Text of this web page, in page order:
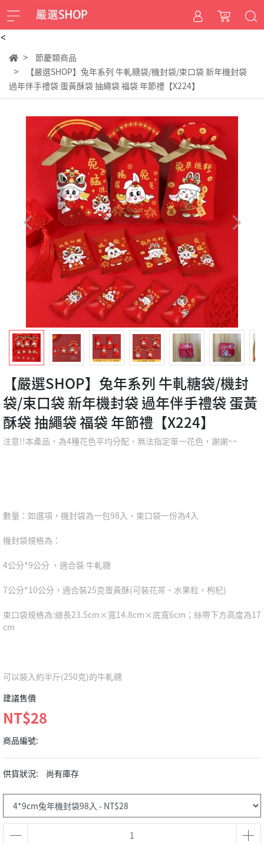
<
節慶類商品
【嚴選SHOP】兔年系列 牛軋糖袋/機封袋/束口袋 新年機封袋
過年伴手禮袋 蛋黃酥袋 抽繩袋 福袋 年節禮【X224】
【嚴選SHOP】兔年系列 牛軋糖袋/機封
袋/束口袋 新年機封袋 過年伴手禮袋 蛋黃
酥袋 抽繩袋 福袋 年節禮【X224】
注意!!本產品，為4種花色平均分配，無法指定單一花色，謝謝~~
數量：如選項，機封袋為一包98入，束口袋一份為4入
機封袋規格為：
4公分*9公分 ，適合裝 牛軋糖
7公分*10公分，適合裝25克蛋黃酥(可裝花茶、水果粒、枸杞)
束口袋規格為:總長23.5cm×寬14.8cm×底寬6cm；絲帶下方高度為17
cm
可以裝入約半斤(250克)的牛軋糖
建議售價
NT$28
商品編號:
供貨狀況: 尚有庫存